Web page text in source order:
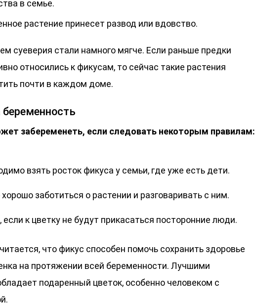
в семье.
растение принесет развод или вдовство.
суеверия стали намного мягче. Если раньше предки
относились к фикусам, то сейчас такие растения
почти в каждом доме.
беременность
забеременеть, если следовать некоторым правилам:
взять росток фикуса у семьи, где уже есть дети.
заботиться о растении и разговаривать с ним.
к цветку не будут прикасаться посторонние люди.
что фикус способен помочь сохранить здоровье
на протяжении всей беременности. Лучшими
подаренный цветок, особенно человеком с